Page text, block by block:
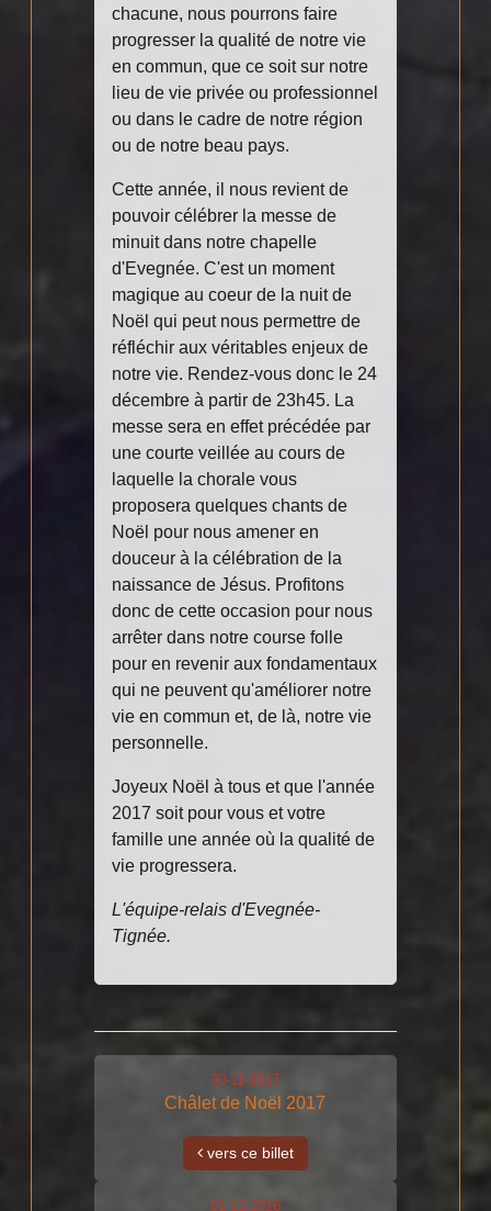
chacune, nous pourrons faire
progresser la qualité de notre vie
en commun, que ce soit sur notre
lieu de vie privée ou professionnel
ou dans le cadre de notre région
ou de notre beau pays.
Cette année, il nous revient de
pouvoir célébrer la messe de
minuit dans notre chapelle
d'Evegnée. C'est un moment
magique au coeur de la nuit de
Noël qui peut nous permettre de
réfléchir aux véritables enjeux de
notre vie. Rendez-vous donc le 24
décembre à partir de 23h45. La
messe sera en effet précédée par
une courte veillée au cours de
laquelle la chorale vous
proposera quelques chants de
Noël pour nous amener en
douceur à la célébration de la
naissance de Jésus. Profitons
donc de cette occasion pour nous
arrêter dans notre course folle
pour en revenir aux fondamentaux
qui ne peuvent qu'améliorer notre
vie en commun et, de là, notre vie
personnelle.
Joyeux Noël à tous et que l'année
2017 soit pour vous et votre
famille une année où la qualité de
vie progressera.
L'équipe-relais d'Evegnée-
Tignée.
30-11-2017
Châlet de Noël 2017
vers ce billet
01-12-2016